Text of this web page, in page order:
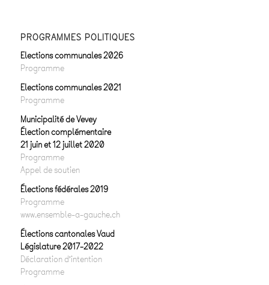
PROGRAMMES POLITIQUES
Elections communales 2026
Programme
Elections communales 2021
Programme
Municipalité de Vevey
Élection complémentaire
21 juin et 12 juillet 2020
Programme
Appel de soutien
Élections fédérales 2019
Programme
www.ensemble-a-gauche.ch
Élections cantonales Vaud
Législature 2017-2022
Déclaration d’intention
Programme